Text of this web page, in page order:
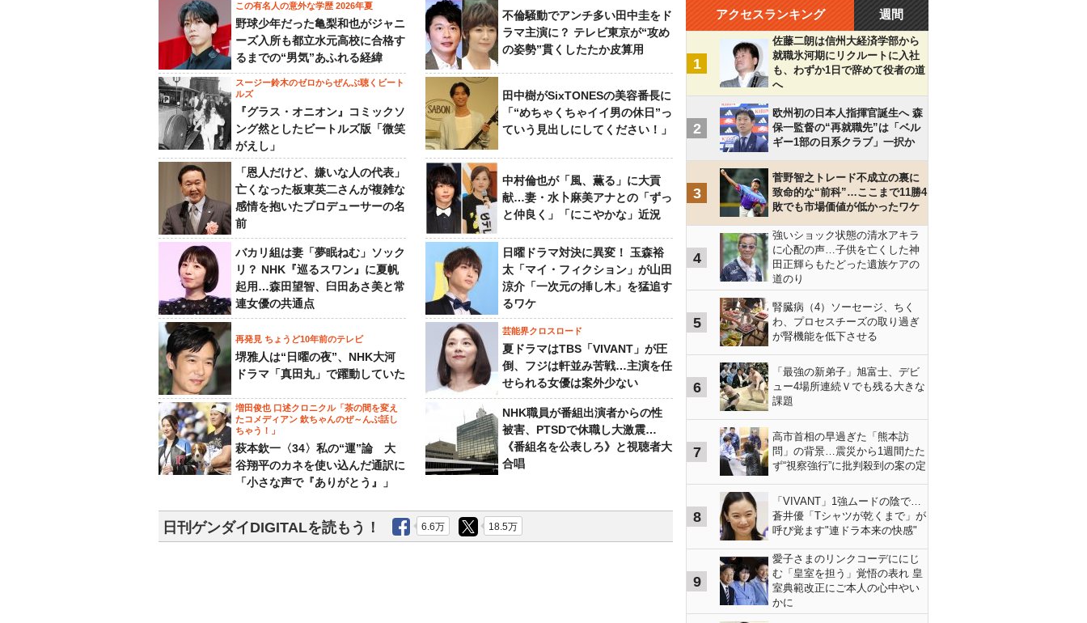
この有名人の意外な学歴 2026年夏
野球少年だった亀梨和也がジャニ
ーズ入所も都立水元高校に合格す
るまでの“男気”あふれる経緯
不倫騒動でアンチ多い田中圭をド
ラマ主演に？ テレビ東京が“攻め
の姿勢”貫くしたたか皮算用
スージー鈴木のゼロからぜんぶ聴くビート
ルズ
『グラス・オニオン』コミックソ
ング然としたビートルズ版「微笑
がえし」
田中樹がSixTONESの美容番長に
「“めちゃくちゃイイ男の休日”っ
ていう見出しにしてください！」
「恩人だけど、嫌いな人の代表」
亡くなった板東英二さんが複雑な
感情を抱いたプロデューサーの名
前
中村倫也が「風、薫る」に大貢
献…妻・水卜麻美アナとの「ずっ
と仲良く」「にこやかな」近況
バカリ組は妻「夢眠ねむ」ソック
リ？ NHK『巡るスワン』に夏帆
起用…森田望智、臼田あさ美と常
連女優の共通点
日曜ドラマ対決に異変！ 玉森裕
太「マイ・フィクション」が山田
涼介「一次元の挿し木」を猛追す
るワケ
再発見 ちょうど10年前のテレビ
堺雅人は“日曜の夜”、NHK大河
ドラマ「真田丸」で躍動していた
芸能界クロスロード
夏ドラマはTBS「VIVANT」が圧
倒、フジは軒並み苦戦…主演を任
せられる女優は案外少ない
増田俊也 口述クロニクル「茶の間を変え
たコメディアン 欽ちゃんのぜ～んぶ話し
ちゃう！」
萩本欽一〈34〉私の“運”論 大
谷翔平のカネを使い込んだ通訳に
「小さな声で『ありがとう』」
NHK職員が番組出演者からの性
被害、PTSDで休職し大激震…
《番組名を公表しろ》と視聴者大
合唱
日刊ゲンダイDIGITALを読もう！ 6.6万 18.5万
アクセスランキング 週間
1
佐藤二朗は信州大経済学部から
就職氷河期にリクルートに入社
も、わずか1日で辞めて役者の道
へ
2
欧州初の日本人指揮官誕生へ 森
保一監督の“再就職先”は「ベル
ギー1部の日系クラブ」一択か
3
菅野智之トレード不成立の裏に
致命的な“前科”…ここまで11勝4
敗でも市場価値が低かったワケ
4
強いショック状態の清水アキラ
に心配の声…子供を亡くした神
田正輝らもたどった遺族ケアの
道のり
5
腎臓病（4）ソーセージ、ちく
わ、プロセスチーズの取り過ぎ
が腎機能を低下させる
6
「最強の新弟子」旭富士、デビ
ュー4場所連続Ｖでも残る大きな
課題
7
高市首相の早過ぎた「熊本訪
問」の背景…震災から1週間たた
ず“視察強行”に批判殺到の案の定
8
「VIVANT」1強ムードの陰で…
蒼井優「Tシャツが乾くまで」が
呼び覚ます"連ドラ本来の快感"
9
愛子さまのリンクコーデににじ
む「皇室を担う」覚悟の表れ 皇
室典範改正にご本人の心中やい
かに